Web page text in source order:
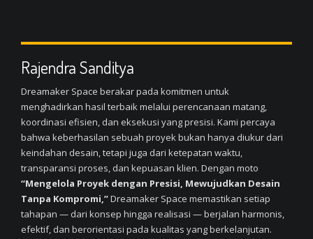
Rajendra Sanditya
Dreamaker Space berakar pada komitmen untuk
menghadirkan hasil terbaik melalui perencanaan matang,
koordinasi efisien, dan eksekusi yang presisi. Kami percaya
bahwa keberhasilan sebuah proyek bukan hanya diukur dari
keindahan desain, tetapi juga dari ketepatan waktu,
transparansi proses, dan kepuasan klien. Dengan moto
“Mengelola Proyek dengan Presisi, Mewujudkan Desain
Tanpa Kompromi,”Dreamaker Space memastikan setiap
tahapan — dari konsep hingga realisasi — berjalan harmonis,
efektif, dan berorientasi pada kualitas yang berkelanjutan.